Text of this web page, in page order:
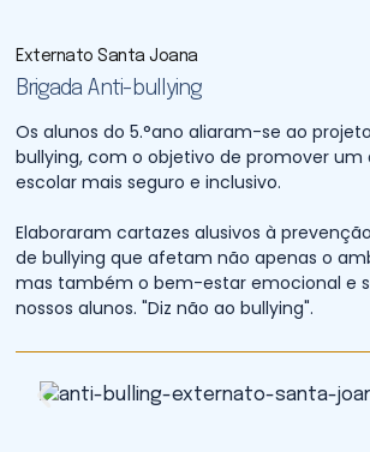
Externato Santa Joana
Brigada Anti-bullying
Os alunos do 5.°ano aliaram-se ao
bullying, com o objetivo de promover um
escolar mais seguro e inclusivo.
Elaboraram cartazes alusivos à
de bullying que afetam não apenas o
mas também o bem-estar emocional e
nossos alunos. "Diz não ao bullying".